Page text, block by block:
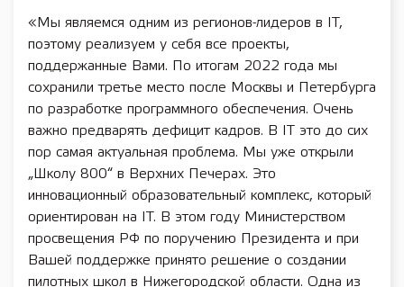
«Мы являемся одним из регионов-лидеров в IT,
поэтому реализуем у себя все проекты,
поддержанные Вами. По итогам 2022 года мы
сохранили третье место после Москвы и Петербурга
по разработке программного обеспечения. Очень
важно предварять дефицит кадров. В IT это до сих
пор самая актуальная проблема. Мы уже открыли
„Школу 800“ в Верхних Печерах. Это
инновационный образовательный комплекс, который
ориентирован на IT. В этом году Министерством
просвещения РФ по поручению Президента и при
Вашей поддержке принято решение о создании
пилотных школ в Нижегородской области. Одна из